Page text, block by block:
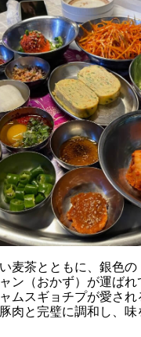
麦茶とともに、銀色
ン（おかず）が運ば
ムスギョチプが愛さ
肉と完璧に調和し、味